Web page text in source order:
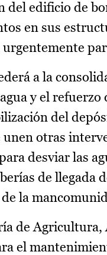
del edificio de
en sus
urgentemente
a la
y el
del
unen otras
desviar las
de llegada
la
de
el